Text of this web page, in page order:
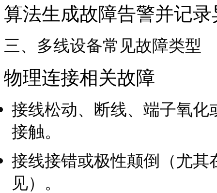
算法生成故障告警并记
三、多线设备常见故障类型
物理连接相关故障
接线松动、断线、端子氧
接触。
接线接错或极性颠倒（尤
见）。